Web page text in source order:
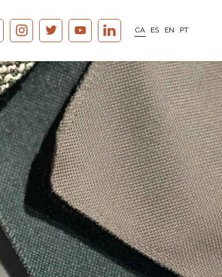
CA ES EN PT